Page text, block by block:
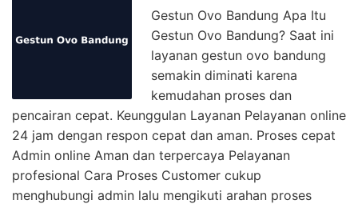
Gestun Ovo Bandung Apa Itu
Gestun Ovo Bandung? Saat ini
layanan gestun ovo bandung
semakin diminati karena
kemudahan proses dan
pencairan cepat. Keunggulan Layanan Pelayanan online
24 jam dengan respon cepat dan aman. Proses cepat
Admin online Aman dan terpercaya Pelayanan
profesional Cara Proses Customer cukup
menghubungi admin lalu mengikuti arahan proses